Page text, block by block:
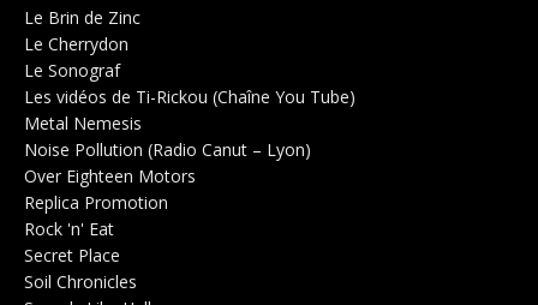
Le Brin de Zinc
Le Cherrydon
Le SonografSalle de concerts 0
Les vidéos de Ti-Rickou (Chaîne You Tube)
Metal Nemesis
Noise Pollution (Radio Canut – Lyon)
Over Eighteen Motors
Replica Promotion
Rock 'n' Eat
Secret Place
Soil Chronicles